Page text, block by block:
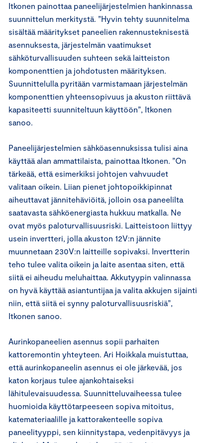
Itkonen painottaa paneelijärjestelmien hankinnassa
suunnittelun merkitystä. ”Hyvin tehty suunnitelma
sisältää määritykset paneelien rakennusteknisestä
asennuksesta, järjestelmän vaatimukset
sähköturvallisuuden suhteen sekä laitteiston
komponenttien ja johdotusten määrityksen.
Suunnittelulla pyritään varmistamaan järjestelmän
komponenttien yhteensopivuus ja akuston riittävä
kapasiteetti suunniteltuun käyttöön”, Itkonen
sanoo.
Paneelijärjestelmien sähköasennuksissa tulisi aina
käyttää alan ammattilaista, painottaa Itkonen. ”On
tärkeää, että esimerkiksi johtojen vahvuudet
valitaan oikein. Liian pienet johtopoikkipinnat
aiheuttavat jännitehäviöitä, jolloin osa paneelilta
saatavasta sähköenergiasta hukkuu matkalla. Ne
ovat myös paloturvallisuusriski. Laitteistoon liittyy
usein invertteri, jolla akuston 12V:n jännite
muunnetaan 230V:n laitteille sopivaksi. Invertterin
teho tulee valita oikein ja laite asentaa siten, että
siitä ei aiheudu meluhaittaa. Akkutyypin valinnassa
on hyvä käyttää asiantuntijaa ja valita akkujen sijainti
niin, että siitä ei synny paloturvallisuusriskiä”,
Itkonen sanoo.
Aurinkopaneelien asennus sopii parhaiten
kattoremontin yhteyteen. Ari Hoikkala muistuttaa,
että aurinkopaneelin asennus ei ole järkevää, jos
katon korjaus tulee ajankohtaiseksi
lähitulevaisuudessa. Suunnitteluvaiheessa tulee
huomioida käyttötarpeeseen sopiva mitoitus,
katemateriaalille ja kattorakenteelle sopiva
paneelityyppi, sen kiinnitystapa, vedenpitävyys ja